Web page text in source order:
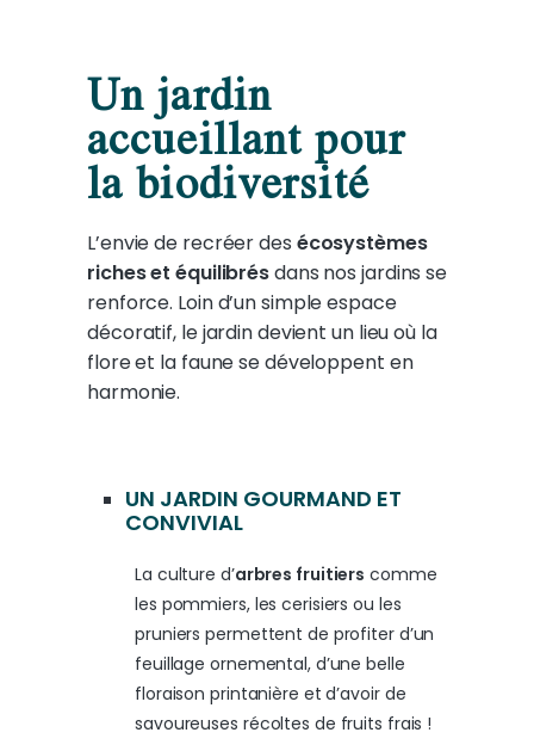
Un jardin
accueillant pour
la biodiversité
L’envie de recréer des écosystèmes
riches et équilibrésdans nos jardins se
renforce. Loin d’un simple espace
décoratif, le jardin devient un lieu où la
flore et la faune se développent en
harmonie.
UN JARDIN GOURMAND ET
CONVIVIAL
La culture d’arbres fruitiers comme
les pommiers, les cerisiers ou les
pruniers permettent de profiter d’un
feuillage ornemental, d’une belle
floraison printanière et d’avoir de
savoureuses récoltes de fruits frais !